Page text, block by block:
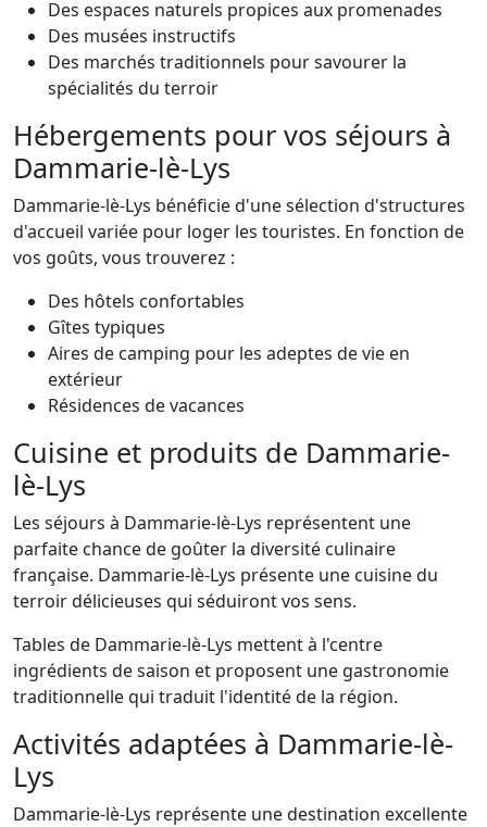
Des espaces naturels propices aux promenades
Des musées instructifs
Des marchés traditionnels pour savourer la
spécialités du terroir
Hébergements pour vos séjours à
Dammarie-lè-Lys
Dammarie-lè-Lys bénéficie d'une sélection d'structures
d'accueil variée pour loger les touristes. En fonction de
vos goûts, vous trouverez :
Des hôtels confortables
Gîtes typiques
Aires de camping pour les adeptes de vie en
extérieur
Résidences de vacances
Cuisine et produits de Dammarie-
lè-Lys
Les séjours à Dammarie-lè-Lys représentent une
parfaite chance de goûter la diversité culinaire
française. Dammarie-lè-Lys présente une cuisine du
terroir délicieuses qui séduiront vos sens.
Tables de Dammarie-lè-Lys mettent à l'centre
ingrédients de saison et proposent une gastronomie
traditionnelle qui traduit l'identité de la région.
Activités adaptées à Dammarie-lè-
Lys
Dammarie-lè-Lys représente une destination excellente